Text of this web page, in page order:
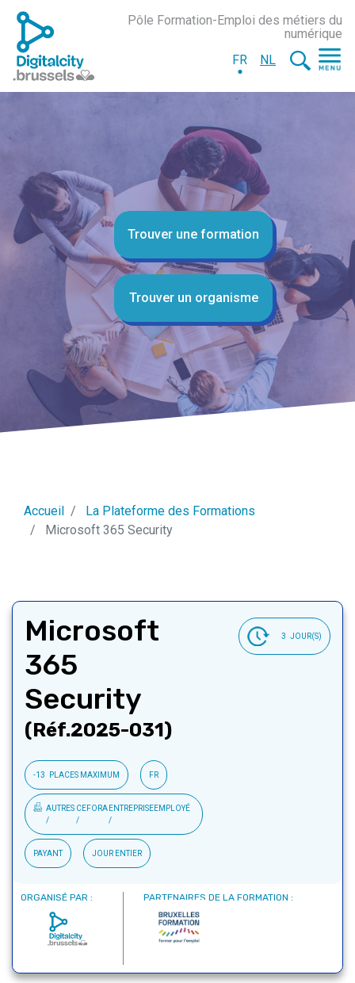
Pôle Formation-Emploi des métiers du
numérique
FR
NL
Trouver une formation
Trouver un organisme
Accueil
La Plateforme des Formations
Microsoft 365 Security
Microsoft
365
Security
(Réf.2025-031)
3 JOUR(S)
-13 PLACES MAXIMUM FR
AUTRES CEFORA ENTREPRISEEMPLOYÉ
PAYANT JOUR ENTIER
ORGANISÉ PAR : PARTENAIRES DE LA FORMATION :